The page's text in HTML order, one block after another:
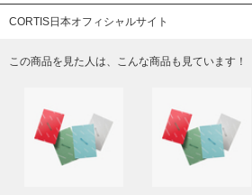
CORTIS日本オフィシャルサイト
この商品を見た人は、こんな商品も見ています！